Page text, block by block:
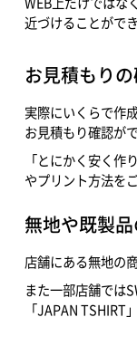
WEB上だけではな
近づけることができ
お見積もりの
実際にいくらで作
お見積もり確認が
「とにかく安く作
やプリント方法を
無地や既製品
店舗にある無地の
また一部店舗では
「JAPAN TSHIRT